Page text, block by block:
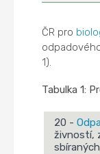
ČR pro
1).
Tabulka 1:
20 -
živností,